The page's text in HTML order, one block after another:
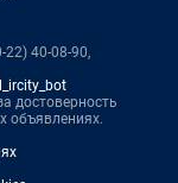
40-08-90,
достоверность
объявлениях.